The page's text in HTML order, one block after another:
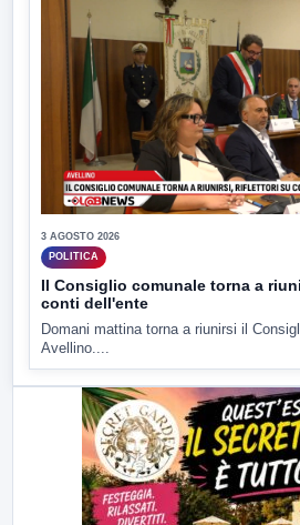
3 AGOSTO 2026
POLITICA
Il Consiglio comunale torna a
conti dell'ente
Domani mattina torna a riunirsi il
Avellino....